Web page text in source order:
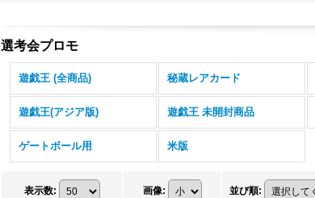
選考会プロモ
遊戯王 (全商品) 秘蔵レアカード
遊戯王(アジア版) 遊戯王 未開封商品
ゲートボール用 米版
表示数: 画像: 並び順: